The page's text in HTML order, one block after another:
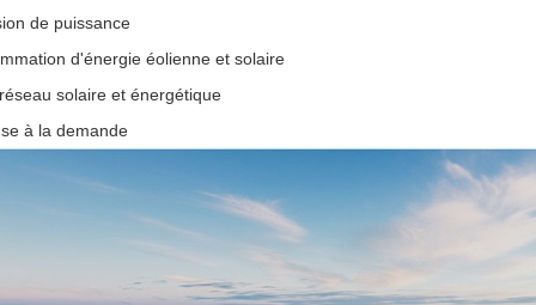
de puissance
d'énergie éolienne et solaire
solaire et énergétique
à la demande